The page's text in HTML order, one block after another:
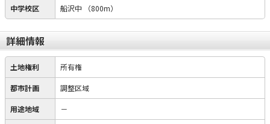
中学校区 船沢中 （800m）
詳細情報
土地権利 所有権
都市計画 調整区域
用途地域 －